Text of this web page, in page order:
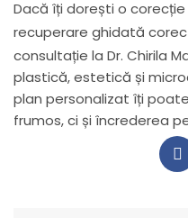
Dacă îți dorești o
recuperare ghidată
consultație la Dr. Chirila
plastică, estetică și
plan personalizat îți
frumos, ci și încrederea